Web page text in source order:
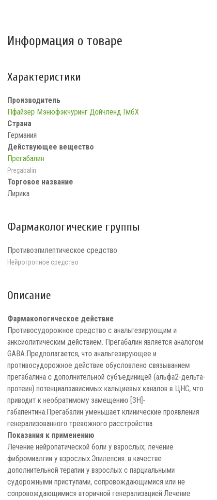
Информация о товаре
Характеристики
Производитель
Пфайзер Мэнюфэкчуринг Дойчленд ГмбХ
Страна
Германия
Действующее вещество
Прегабалин
Pregabalin
Торговое название
Лирика
Фармакологические группы
Противоэпилептическое средство
Нейротропное средство
Описание
Фармакологическое действие
Противосудорожное средство с анальгезирующим и
анксиолитическим действием. Прегабалин является аналогом
GABA.Предполагается, что анальгезирующее и
противосудорожное действие обусловлено связыванием
прегабалина с дополнительной субъединицей (альфа2-дельта-
протеин) потенциалзависимых кальциевых каналов в ЦНС, что
приводит к необратимому замещению [3H]-
габапентина.Прегабалин уменьшает клинические проявления
генерализованного тревожного расстройства.
Показания к применению
Лечение нейропатической боли у взрослых; лечение
фибромиалгии у взрослых.Эпилепсия: в качестве
дополнительной терапии у взрослых с парциальными
судорожными приступами, сопровождающимися или не
сопровождающимися вторичной генерализацией.Лечение